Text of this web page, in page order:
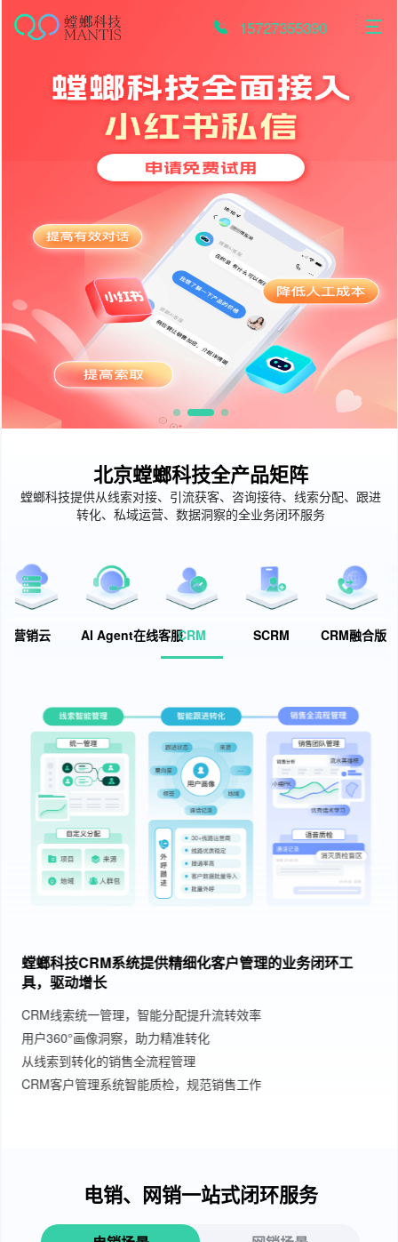
15727355390
北京螳螂科技全产品矩阵
螳螂科技提供从线索对接、引流获客、咨询接待、线索分配、跟进
转化、私域运营、数据洞察的全业务闭环服务
营销云 AI Agent在线客服CRM SCRM CRM融合版
SCRM私域运营系统，赋能企业私域运营、私域变
智能活码，全渠道高效引流私域
螳螂科技SCRM私域直播课，满足企业运营、互动、转化
需求
提供组合SCRM企业微信私域转化工具，催化线索精准变
从私域引流、运营、到转化、订单、复购，提供全流程BI
电销、网销一站式闭环服务